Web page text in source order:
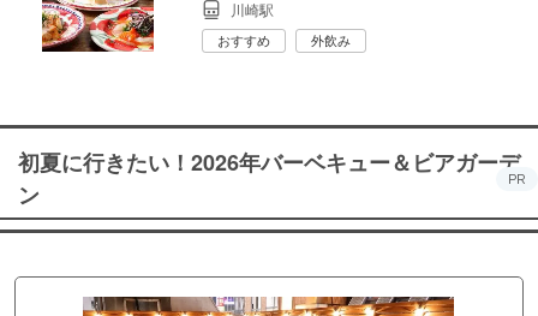
川崎駅
おすすめ 外飲み
初夏に行きたい！2026年バーベキュー＆ビアガーデ
ン
PR